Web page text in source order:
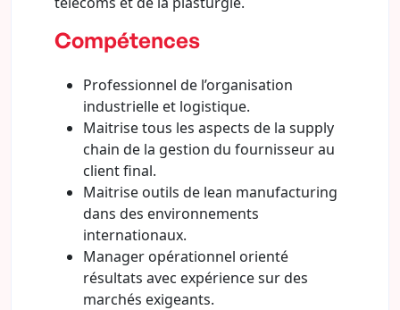
Compétences
Professionnel de l’organisation
industrielle et logistique.
Maitrise tous les aspects de la supply
chain de la gestion du fournisseur au
client final.
Maitrise outils de lean manufacturing
dans des environnements
internationaux.
Manager opérationnel orienté
résultats avec expérience sur des
marchés exigeants.